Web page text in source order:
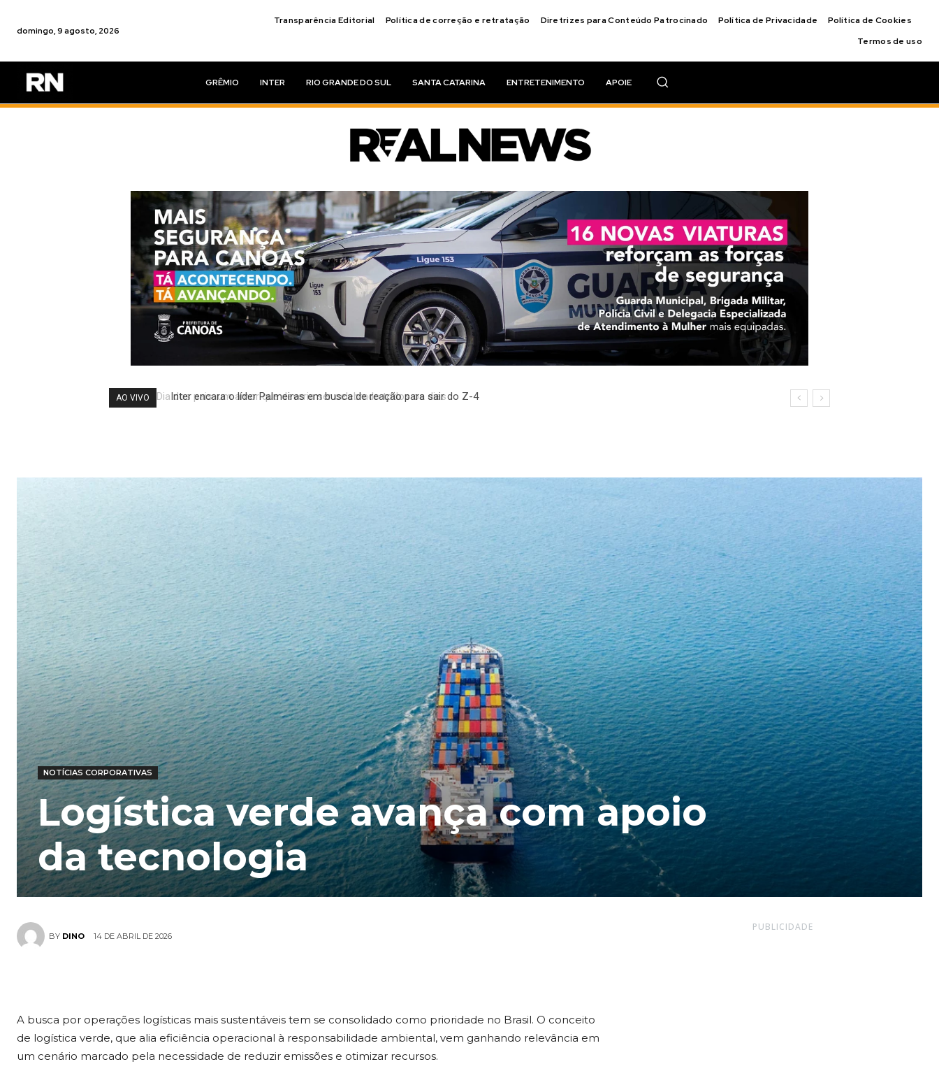
domingo, 9 agosto, 2026
Transparência Editorial Política de correção e retratação Diretrizes para Conteúdo Patrocinado Política de Privacidade
Política de Cookies
Termos de uso
GRÊMIO INTER RIO GRANDE DO SUL SANTA CATARINA ENTRETENIMENTO APOIE
AO VIVO Inter encara o líder Palmeiras em busca de reação para sair do Z-4
NOTÍCIAS CORPORATIVAS
Logística verde avança com apoio
da tecnologia
BY DINO 14 DE ABRIL DE 2026
A busca por operações logísticas mais sustentáveis tem se consolidado como prioridade no Brasil. O conceito
de logística verde, que alia eficiência operacional à responsabilidade ambiental, vem ganhando relevância em
um cenário marcado pela necessidade de reduzir emissões e otimizar recursos.
PUBLICIDADE